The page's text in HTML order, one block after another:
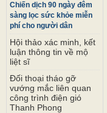
Chiến dịch 90 ngày đêm
sàng lọc sức khỏe miễn
phí cho người dân
Hội thảo xác minh, kết
luận thông tin về mộ
liệt sĩ
Đối thoại tháo gỡ
vướng mắc liên quan
công trình điện gió
Thanh Phong